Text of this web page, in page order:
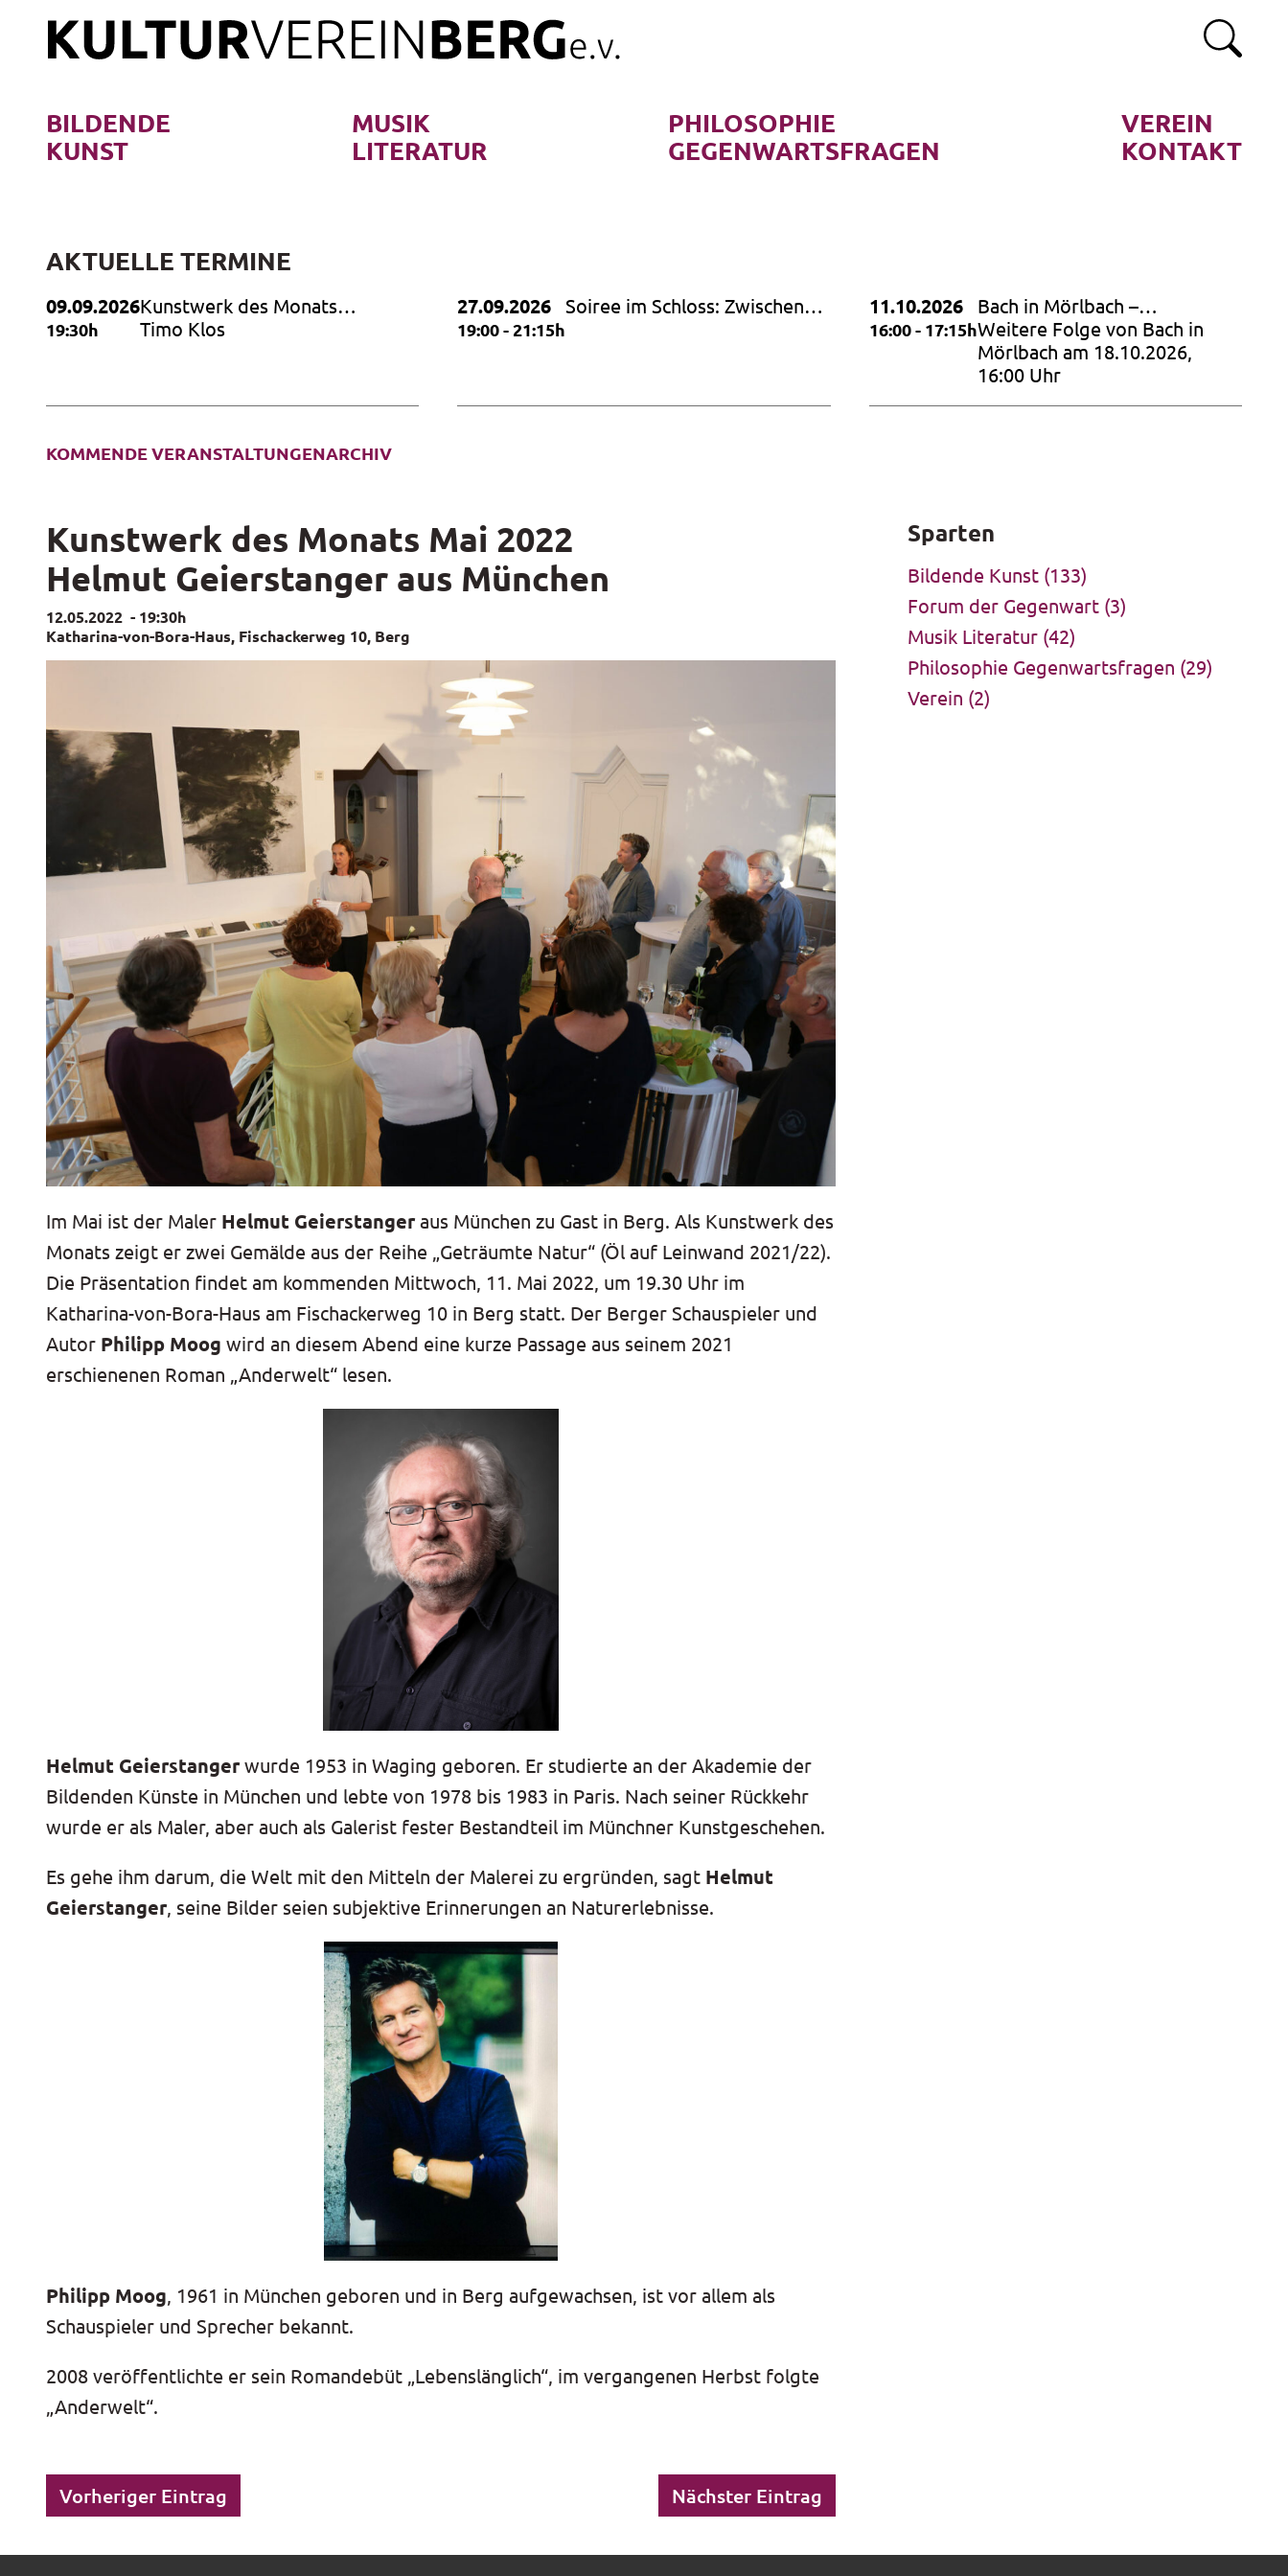
BILDENDE
KUNST
MUSIK
LITERATUR
PHILOSOPHIE
GEGENWARTSFRAGEN
VEREIN
KONTAKT
AKTUELLE TERMINE
09.09.2026
19:30h
Kunstwerk des Monats
September 2026
Timo Klos
27.09.2026
19:00 - 21:15h
Soiree im Schloss: Zwischen
11.10.2026
16:00 - 17:15h
Bach in Mörlbach –
Musikalische Andachten mit
den Cellosuiten von J.S. Bach
und Texten der Bibel
Weitere Folge von Bach in
Mörlbach am 18.10.2026,
16:00 Uhr
KOMMENDE VERANSTALTUNGENARCHIV
Kunstwerk des Monats Mai 2022
Helmut Geierstanger aus München
12.05.2022 - 19:30h
Katharina-von-Bora-Haus, Fischackerweg 10, Berg
Im Mai ist der Maler Helmut Geierstangeraus München zu Gast in Berg. Als Kunstwerk des
Monats zeigt er zwei Gemälde aus der Reihe „Geträumte Natur“ (Öl auf Leinwand 2021/22).
Die Präsentation findet am kommenden Mittwoch, 11. Mai 2022, um 19.30 Uhr im
Katharina-von-Bora-Haus am Fischackerweg 10 in Berg statt. Der Berger Schauspieler und
Autor Philipp Moog wird an diesem Abend eine kurze Passage aus seinem 2021
erschienenen Roman „Anderwelt“ lesen.
Helmut Geierstangerwurde 1953 in Waging geboren. Er studierte an der Akademie der
Bildenden Künste in München und lebte von 1978 bis 1983 in Paris. Nach seiner Rückkehr
wurde er als Maler, aber auch als Galerist fester Bestandteil im Münchner Kunstgeschehen.
Es gehe ihm darum, die Welt mit den Mitteln der Malerei zu ergründen, sagt Helmut
Geierstanger, seine Bilder seien subjektive Erinnerungen an Naturerlebnisse.
Philipp Moog , 1961 in München geboren und in Berg aufgewachsen, ist vor allem als
Schauspieler und Sprecher bekannt.
2008 veröffentlichte er sein Romandebüt „Lebenslänglich“, im vergangenen Herbst folgte
„Anderwelt“.
Vorheriger Eintrag Nächster Eintrag
Sparten
Bildende Kunst(133)
Forum der Gegenwart(3)
Musik Literatur(42)
Philosophie Gegenwartsfragen (29)
Verein (2)